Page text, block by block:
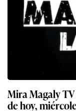
Mira Magaly
de hoy,